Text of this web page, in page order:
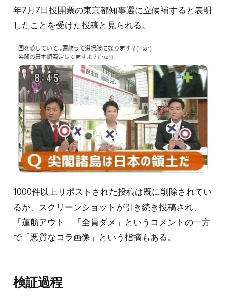
年7月7日投開票の東京都知事選に立候補すると表明
したことを受けた投稿と見られる。
1000件以上リポストされた投稿は既に削除されてい
るが、スクリーンショットが引き続き投稿され、
「蓮舫アウト」「全員ダメ」というコメントの一方
で「悪質なコラ画像」という指摘もある。
検証過程